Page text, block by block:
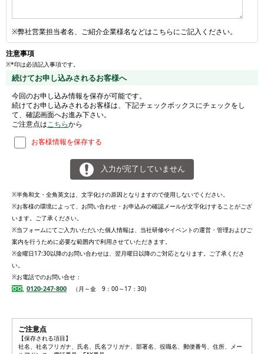
※弊社営業担当者名、ご紹介企業様名などはこちらにご記入ください。
注意事項
※*印は必須記入事項です。
続けてお申し込みされるお客様へ
今回のお申し込み情報を保存が可能です。
続けてお申し込みされるお客様は、下記チェックボックスにチェックをし
て、確認画面へお進み下さい。
ご注意点はこちらから
お客様情報を保存する
入力が完了していません
※半角和文・全角英文は、文字化けの原因となりますので使用しないでください。
※お客様の環境によって、お問い合わせ・お申込みの確認メールが文字化けすることがござ
います。ご了承ください。
※当フォームにてご入力いただいた個人情報は、当社研修やイベントの運営・管理およびご
案内を行うために必要な範囲内で利用させていただきます。
※金曜日17:30以降のお問い合わせは、翌月曜日以降のご対応となります。ご了承くださ
い。
※お電話でのお問い合せ：
0120-247-800 （月～金 9：00～17：30)
ご注意点
【保存される項目】
社名、社名フリガナ、氏名、氏名フリガナ、部署名、役職名、郵便番号、住所、メー